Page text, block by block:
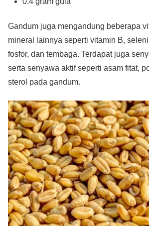
Gandum juga mengandung beberapa
mineral lainnya seperti vitamin B,
fosfor, dan tembaga. Terdapat juga
serta senyawa aktif seperti asam fitat,
sterol pada gandum.